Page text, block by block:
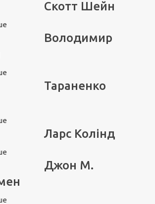
Скотт Шейн
Володимир
Тараненко
Ларс Колінд
Джон М.